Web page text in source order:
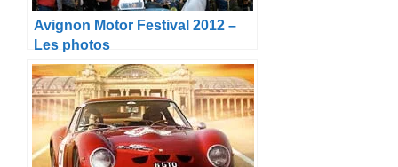
Avignon Motor Festival 2012 –
Les photos